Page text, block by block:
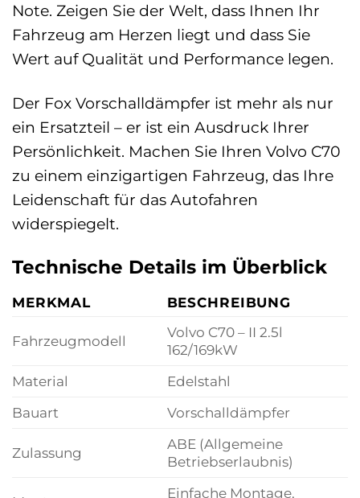
Note. Zeigen Sie der Welt, dass Ihnen Ihr
Fahrzeug am Herzen liegt und dass Sie
Wert auf Qualität und Performance legen.
Der Fox Vorschalldämpfer ist mehr als nur
ein Ersatzteil – er ist ein Ausdruck Ihrer
Persönlichkeit. Machen Sie Ihren Volvo C70
zu einem einzigartigen Fahrzeug, das Ihre
Leidenschaft für das Autofahren
widerspiegelt.
Technische Details im Überblick
MERKMAL BESCHREIBUNG
Fahrzeugmodell
Volvo C70 – II 2.5l
162/169kW
Material
Edelstahl
Bauart
Vorschalldämpfer
Zulassung
ABE (Allgemeine
Betriebserlaubnis)
Einfache Montage,